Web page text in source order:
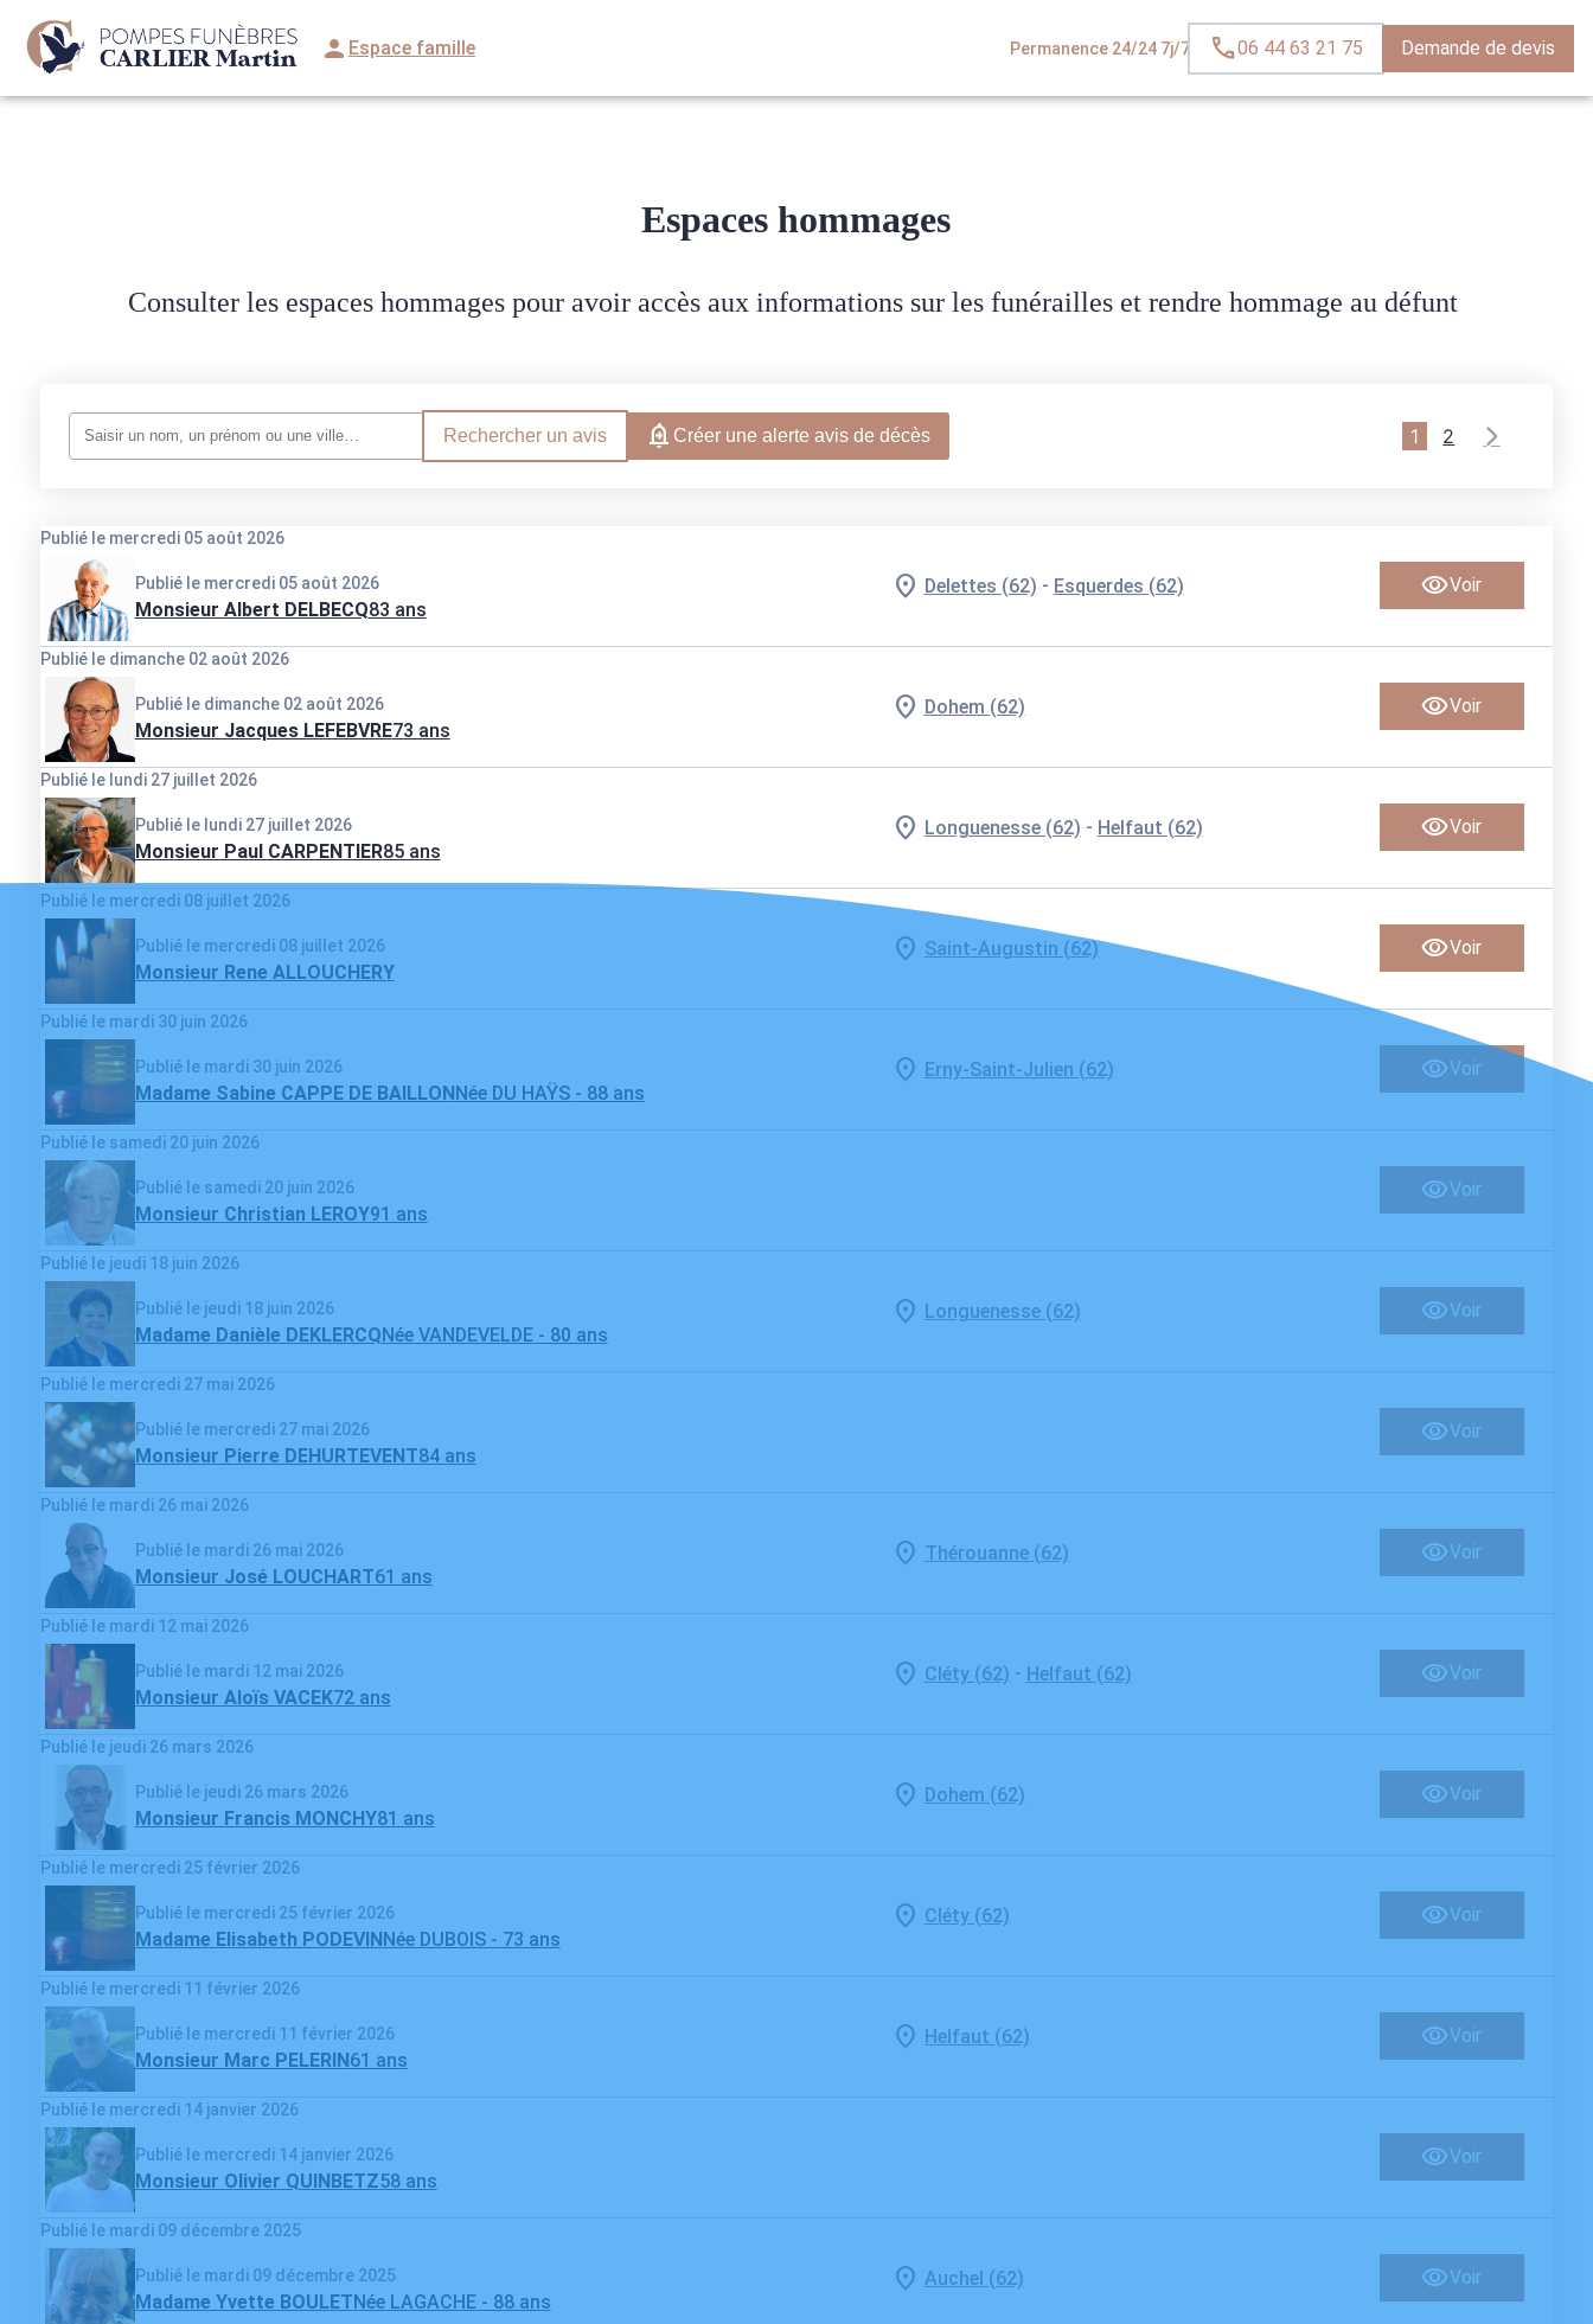
Espace famille Permanence 24/24 7j/7 06 44 63 21 75 Demande de devis
NOS SERVICES NOTRE AGENCEESPACES HOMMAGESESPACE FAMILLE
Espaces hommages
Consulter les espaces hommages pour avoir accès aux informations sur les funérailles et rendre hommage au défunt
Rechercher un avis Créer une alerte avis de décès 1 2
Publié le mercredi 05 août 2026
Publié le mercredi 05 août 2026
Monsieur Albert DELBECQ83 ans
Delettes (62) - Esquerdes (62) Voir
Publié le dimanche 02 août 2026
Publié le dimanche 02 août 2026
Monsieur Jacques LEFEBVRE73 ans
Dohem (62) Voir
Publié le lundi 27 juillet 2026
Publié le lundi 27 juillet 2026
Monsieur Paul CARPENTIER85 ans
Longuenesse (62) - Helfaut (62) Voir
Publié le mercredi 08 juillet 2026
Publié le mercredi 08 juillet 2026
Monsieur Rene ALLOUCHERY
Saint-Augustin (62) Voir
Publié le mardi 30 juin 2026
Publié le mardi 30 juin 2026
Madame Sabine CAPPE DE BAILLON Née DU HAŸS - 88 ans
Erny-Saint-Julien (62) Voir
Publié le samedi 20 juin 2026
Publié le samedi 20 juin 2026
Monsieur Christian LEROY91 ans
Voir
Publié le jeudi 18 juin 2026
Publié le jeudi 18 juin 2026
Madame Danièle DEKLERCQ Née VANDEVELDE - 80 ans
Longuenesse (62) Voir
Publié le mercredi 27 mai 2026
Publié le mercredi 27 mai 2026
Monsieur Pierre DEHURTEVENT84 ans
Voir
Publié le mardi 26 mai 2026
Publié le mardi 26 mai 2026
Monsieur José LOUCHART61 ans
Thérouanne (62) Voir
Publié le mardi 12 mai 2026
Publié le mardi 12 mai 2026
Monsieur Aloïs VACEK72 ans
Cléty (62) - Helfaut (62) Voir
Publié le jeudi 26 mars 2026
Publié le jeudi 26 mars 2026
Monsieur Francis MONCHY81 ans
Dohem (62) Voir
Publié le mercredi 25 février 2026
Publié le mercredi 25 février 2026
Madame Elisabeth PODEVIN Née DUBOIS - 73 ans
Cléty (62) Voir
Publié le mercredi 11 février 2026
Publié le mercredi 11 février 2026
Monsieur Marc PELERIN 61 ans
Helfaut (62) Voir
Publié le mercredi 14 janvier 2026
Publié le mercredi 14 janvier 2026
Monsieur Olivier QUINBETZ58 ans
Voir
Publié le mardi 09 décembre 2025
Publié le mardi 09 décembre 2025
Madame Yvette BOULET Née LAGACHE - 88 ans
Auchel (62) Voir